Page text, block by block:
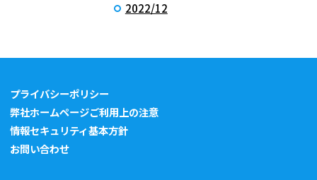
2022/12
プライバシーポリシー
弊社ホームページご利用上の注意
情報セキュリティ基本方針
お問い合わせ